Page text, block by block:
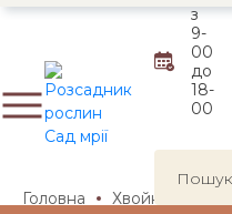
з
9-
00
до
18-
00
Головна Хвойні рослини